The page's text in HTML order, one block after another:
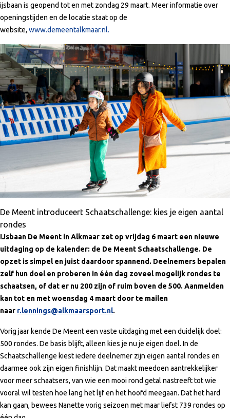
ijsbaan is geopend tot en met zondag 29 maart. Meer informatie over
openingstijden en de locatie staat op de
website, www.demeentalkmaar.nl.
De Meent introduceert Schaatschallenge: kies je eigen aantal
rondes
IJsbaan De Meent in Alkmaar zet op vrijdag 6 maart een nieuwe
uitdaging op de kalender: de De Meent Schaatschallenge. De
opzet is simpel en juist daardoor spannend. Deelnemers bepalen
zelf hun doel en proberen in één dag zoveel mogelijk rondes te
schaatsen, of dat er nu 200 zijn of ruim boven de 500. Aanmelden
kan tot en met woensdag 4 maart door te mailen
naar r.lennings@alkmaarsport.nl.
Vorig jaar kende De Meent een vaste uitdaging met een duidelijk doel:
500 rondes. De basis blijft, alleen kies je nu je eigen doel. In de
Schaatschallenge kiest iedere deelnemer zijn eigen aantal rondes en
daarmee ook zijn eigen finishlijn. Dat maakt meedoen aantrekkelijker
voor meer schaatsers, van wie een mooi rond getal nastreeft tot wie
vooral wil testen hoe lang het lijf en het hoofd meegaan. Dat het hard
kan gaan, bewees Nanette vorig seizoen met maar liefst 739 rondes op